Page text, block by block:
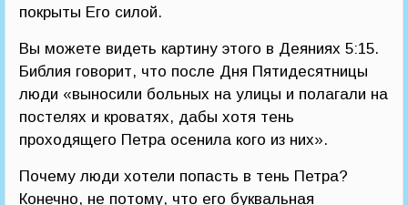
покрыты Его силой.
Вы можете видеть картину этого в Деяниях 5:15.
Библия говорит, что после Дня Пятидесятницы
люди «выносили больных на улицы и полагали на
постелях и кроватях, дабы хотя тень
проходящего Петра осенила кого из них».
Почему люди хотели попасть в тень Петра?
Конечно, не потому, что его буквальная